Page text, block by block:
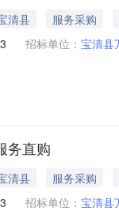
清县
服务采购
招标单位： 宝清县
务直购
清县
服务采购
招标单位： 宝清县